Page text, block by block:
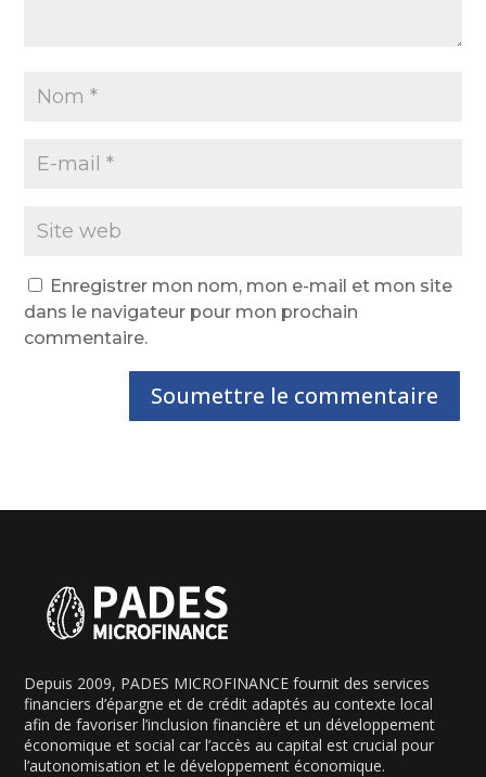
Enregistrer mon nom, mon e-mail et mon site
dans le navigateur pour mon prochain
commentaire.
Soumettre le commentaire
Depuis 2009, PADES MICROFINANCE fournit des services
financiers d’épargne et de crédit adaptés au contexte local
afin de favoriser l’inclusion financière et un développement
économique et social car l’accès au capital est crucial pour
l’autonomisation et le développement économique.